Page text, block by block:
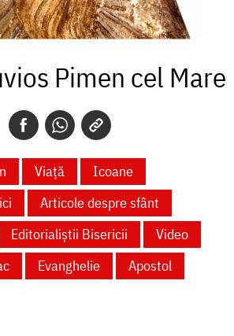
Pimen cel Mare
Viață
Icoane
Articole despre sfânt
Editorialiștii Bisericii
Video
Evanghelie
Apostol